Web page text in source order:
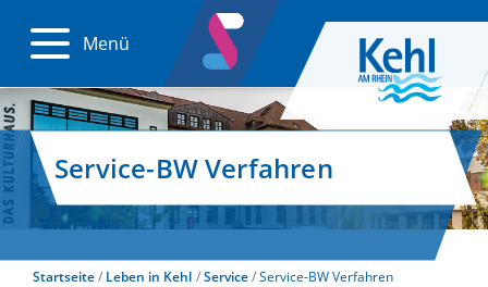
Menü
Service-BW Verfahren
Startseite Leben in Kehl Service Service-BW Verfahren